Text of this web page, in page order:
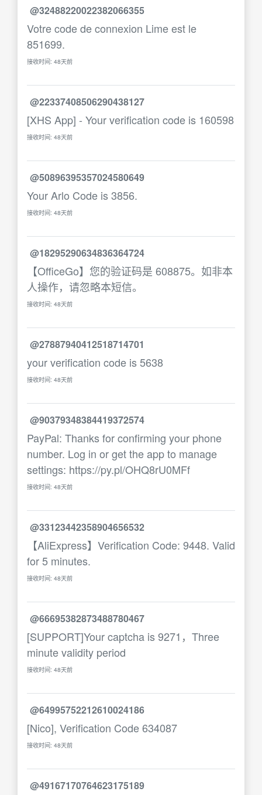
@32488220022382066355
Votre code de connexion Lime est le
851699.
接收时间: 48天前
@22337408506290438127
[XHS App] - Your verification code is 160598
接收时间: 48天前
@50896395357024580649
Your Arlo Code is 3856.
接收时间: 48天前
@18295290634836364724
【OfficeGo】您的验证码是 608875。如非本
人操作，请忽略本短信。
接收时间: 48天前
@27887940412518714701
your verification code is 5638
接收时间: 48天前
@90379348384419372574
PayPal: Thanks for confirming your phone
number. Log in or get the app to manage
settings: https://py.pl/OHQ8rU0MFf
接收时间: 48天前
@33123442358904656532
【AliExpress】Verification Code: 9448. Valid
for 5 minutes.
接收时间: 48天前
@66695382873488780467
[SUPPORT]Your captcha is 9271，Three
minute validity period
接收时间: 48天前
@64995752212610024186
[Nico], Verification Code 634087
接收时间: 48天前
@49167170764623175189